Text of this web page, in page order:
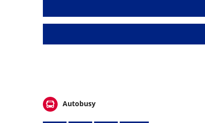
Autobusy